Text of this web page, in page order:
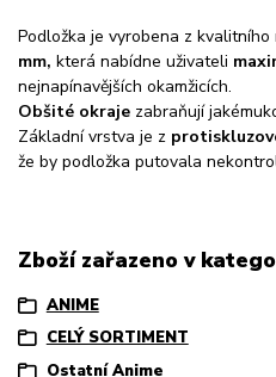
Podložka je vyrobena z kvalitního
mm, která nabídne uživateli
nejnapínavějších okamžicích.
Obšité okraje zabraňují
Základní vrstva je z
že by podložka putovala
Zboží zařazeno v
ANIME
CELÝ SORTIMENT
Ostatní Anime